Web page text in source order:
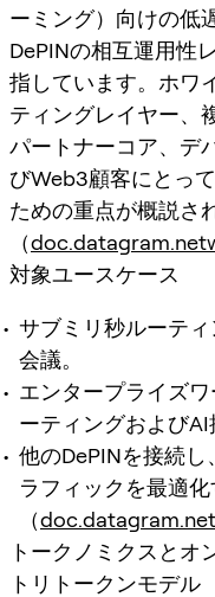
ーミング）向けの低
DePINの相互運用性
指しています。ホワ
ティングレイヤー、
パートナーコア、デ
びWeb3顧客にとっ
ための重点が概説さ
（
対象ユースケース
サブミリ秒ルーテ
会議。
エンタープライズ
ーティングおよびAI
他のDePINを接続し
ラフィックを最適化
（
トークノミクスとオ
トリトークンモデル